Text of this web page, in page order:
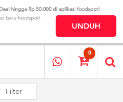
0
Filter